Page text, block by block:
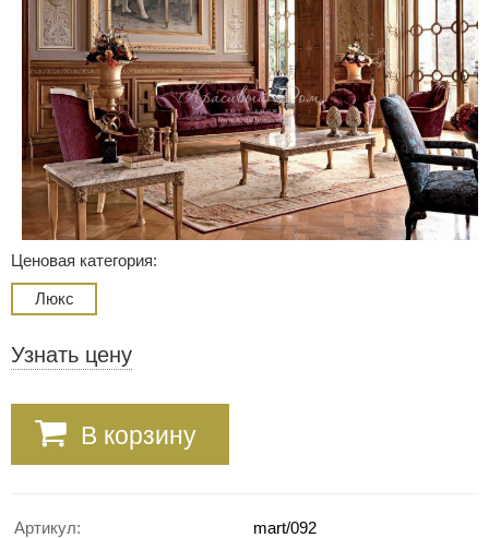
Ценовая категория:
Люкс
Узнать цену
В корзину
Артикул: mart/092